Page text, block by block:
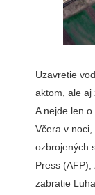
Uzavretie
aktom, ale aj
A nejde len
Včera v
ozbrojených
Press
zabratie